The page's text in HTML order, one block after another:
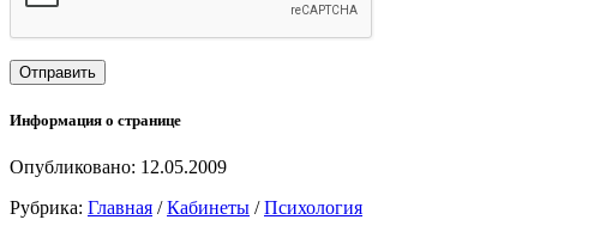
Информация о странице
Опубликовано: 12.05.2009
Рубрика: Главная /Кабинеты /Психология